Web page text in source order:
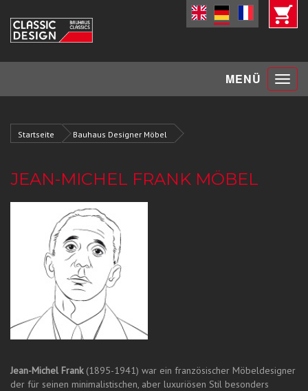
MENÜ Toggle
Startseite Bauhaus Designer Möbel
JEAN-MICHEL FRANK MÖBEL
Jean-Michel Frank(1895-1941) war ein französischer Möbeldesigner
der für seinen minimalistischen, aber luxuriösen Stil besonders